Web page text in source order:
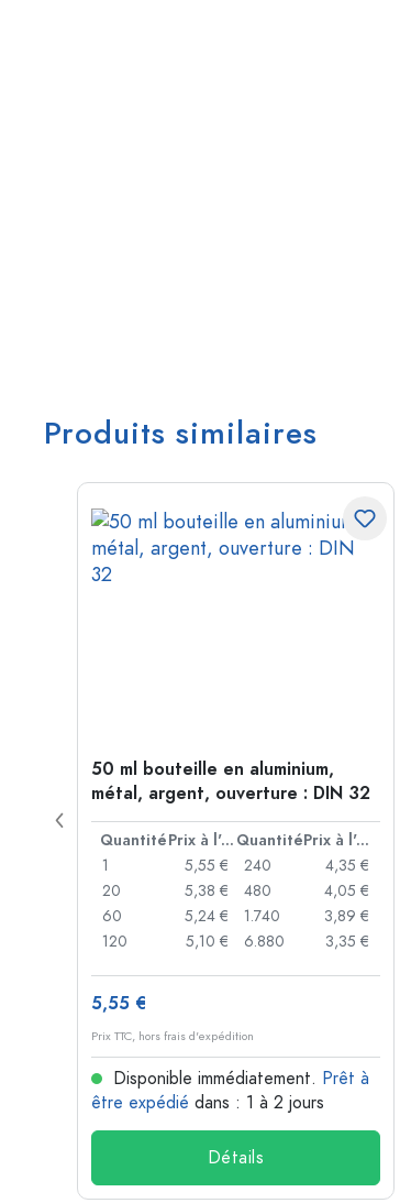
Produits similaires
50 ml bouteille en aluminium,
métal, argent, ouverture : DIN 32
Quantité Prix à l'unité Quantité
Prix à l'unité
1
5,55 €
20
5,38 €
60
5,24 €
120
5,10 €
240
4,35 €
480
4,05 €
1.740
3,89 €
6.880
3,35 €
5,55 €
Prix TTC, hors frais d'expédition
Disponible immédiatement. Prêt à
être expédié dans : 1 à 2 jours
Détails